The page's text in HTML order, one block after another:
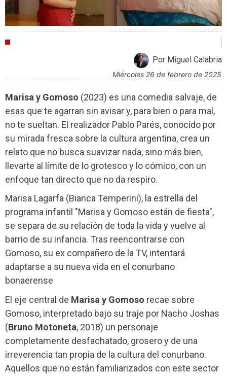
Por Miguel Calabria
miércoles 26 de febrero de 2025
Marisa y Gomoso (2023) es una comedia salvaje, de
esas que te agarran sin avisar y, para bien o para mal,
no te sueltan. El realizador Pablo Parés, conocido por
su mirada fresca sobre la cultura argentina, crea un
relato que no busca suavizar nada, sino más bien,
llevarte al límite de lo grotesco y lo cómico, con un
enfoque tan directo que no da respiro.
Marisa Lagarfa (Bianca Temperini), la estrella del
programa infantil "Marisa y Gomoso están de fiesta",
se separa de su relación de toda la vida y vuelve al
barrio de su infancia. Tras reencontrarse con
Gomoso, su ex compañero de la TV, intentará
adaptarse a su nueva vida en el conurbano
bonaerense
El eje central de Marisa y Gomoso recae sobre
Gomoso, interpretado bajo su traje por Nacho Joshas
(Bruno Motoneta, 2018) un personaje
completamente desfachatado, grosero y de una
irreverencia tan propia de la cultura del conurbano.
Aquellos que no están familiarizados con este sector